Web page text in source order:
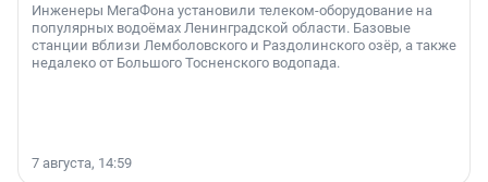
Инженеры МегаФона установили телеком-оборудование на
популярных водоёмах Ленинградской области. Базовые
станции вблизи Лемболовского и Раздолинского озёр, а также
недалеко от Большого Тосненского водопада.
7 августа, 14:59